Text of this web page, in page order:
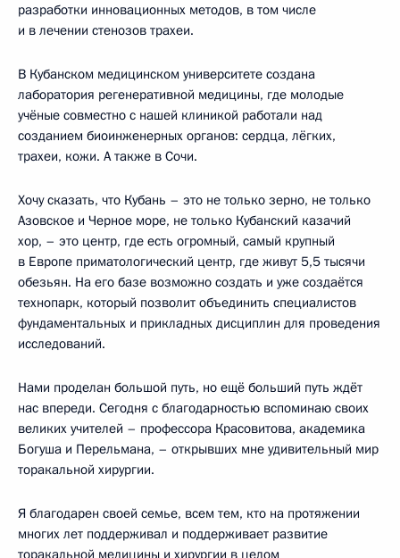
разработки инновационных методов, в том числе
и в лечении стенозов трахеи.
В Кубанском медицинском университете создана
лаборатория регенеративной медицины, где молодые
учёные совместно с нашей клиникой работали над
созданием биоинженерных органов: сердца, лёгких,
трахеи, кожи. А также в Сочи.
Хочу сказать, что Кубань – это не только зерно, не только
Азовское и Черное море, не только Кубанский казачий
хор, – это центр, где есть огромный, самый крупный
в Европе приматологический центр, где живут 5,5 тысячи
обезьян. На его базе возможно создать и уже создаётся
технопарк, который позволит объединить специалистов
фундаментальных и прикладных дисциплин для проведения
исследований.
Нами проделан большой путь, но ещё больший путь ждёт
нас впереди. Сегодня с благодарностью вспоминаю своих
великих учителей – профессора Красовитова, академика
Богуша и Перельмана, – открывших мне удивительный мир
торакальной хирургии.
Я благодарен своей семье, всем тем, кто на протяжении
многих лет поддерживал и поддерживает развитие